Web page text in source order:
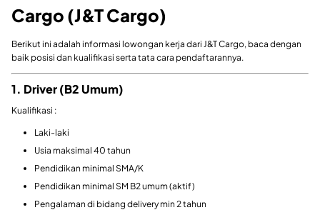
Cargo (J&T Cargo)
Berikut ini adalah informasi lowongan kerja dari J&T Cargo, baca dengan
baik posisi dan kualifikasi serta tata cara pendaftarannya.
1. Driver (B2 Umum)
Kualifikasi :
Laki-laki
Usia maksimal 40 tahun
Pendidikan minimal SMA/K
Pendidikan minimal SM B2 umum (aktif)
Pengalaman di bidang delivery min 2 tahun